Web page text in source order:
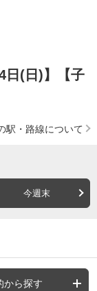
日(日)】【子
駅・路線について
今週末
から探す